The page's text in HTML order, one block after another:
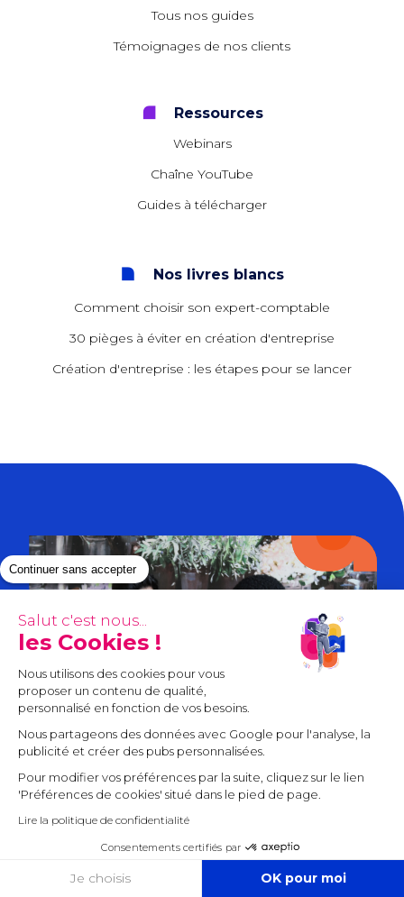
Continuer sans accepter
Salut c'est nous...
les Cookies !
Nous utilisons des cookies pour vous
proposer un contenu de qualité,
personnalisé en fonction de vos besoins.
Nous partageons des données avec Google pour l'analyse, la
publicité et créer des pubs personnalisées.
Pour modifier vos préférences par la suite, cliquez sur le lien
'Préférences de cookies' situé dans le pied de page.
Lire la politique de confidentialité
Consentements certifiés par
Je choisis OK pour moi
COOKIES
Tous nos guides
Témoignages de nos clients
Ressources
Webinars
Chaîne YouTube
Guides à télécharger
Nos livres blancs
Comment choisir son expert-comptable
30 pièges à éviter en création d'entreprise
Création d'entreprise : les étapes pour se lancer
Qui sommes-nous